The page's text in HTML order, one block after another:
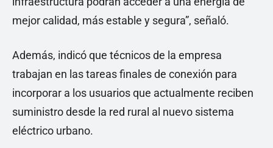
mejor calidad, más estable y segura”, señaló.
Además, indicó que técnicos de la empresa
trabajan en las tareas finales de conexión para
incorporar a los usuarios que actualmente reciben
suministro desde la red rural al nuevo sistema
eléctrico urbano.